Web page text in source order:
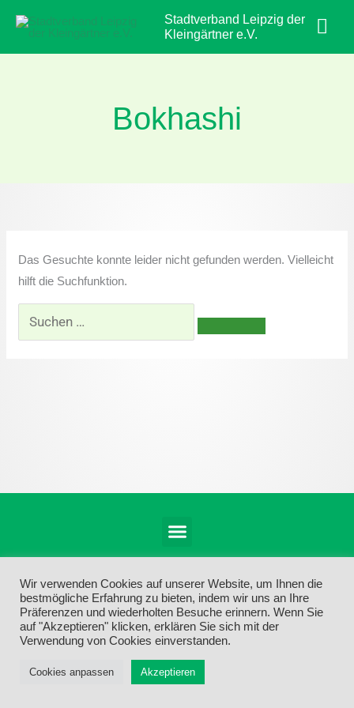
Inhalt
springen
Stadtverband Leipzig der
Kleingärtner e.V.
Bokhashi
Das Gesuchte konnte leider nicht gefunden werden. Vielleicht
hilft die Suchfunktion.
Menü
Wir verwenden Cookies auf unserer Website, um Ihnen die
bestmögliche Erfahrung zu bieten, indem wir uns an Ihre
Präferenzen und wiederholten Besuche erinnern. Wenn Sie
auf "Akzeptieren" klicken, erklären Sie sich mit der
Verwendung von Cookies einverstanden.
Cookies anpassen Akzeptieren